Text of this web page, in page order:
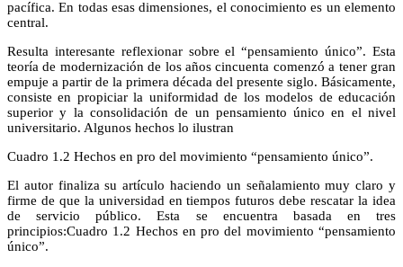
pacífica. En todas esas dimensiones, el conocimiento es un elemento
central.
Resulta interesante reflexionar sobre el “pensamiento único”. Esta
teoría de modernización de los años cincuenta comenzó a tener gran
empuje a partir de la primera década del presente siglo. Básicamente,
consiste en propiciar la uniformidad de los modelos de educación
superior y la consolidación de un pensamiento único en el nivel
universitario. Algunos hechos lo ilustran
Cuadro 1.2 Hechos en pro del movimiento “pensamiento único”.
El autor finaliza su artículo haciendo un señalamiento muy claro y
firme de que la universidad en tiempos futuros debe rescatar la idea
de servicio público. Esta se encuentra basada en tres
principios:Cuadro 1.2 Hechos en pro del movimiento “pensamiento
único”.